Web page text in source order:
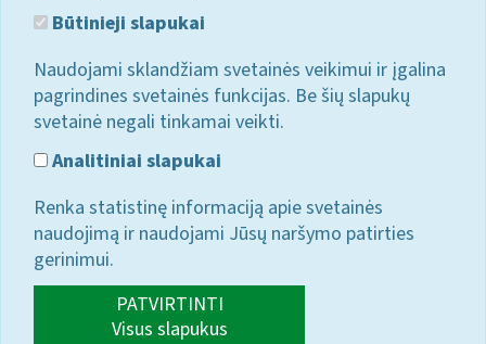
Būtinieji slapukai
Naudojami sklandžiam svetainės veikimui ir įgalina
pagrindines svetainės funkcijas. Be šių slapukų
svetainė negali tinkamai veikti.
Analitiniai slapukai
Renka statistinę informaciją apie svetainės
naudojimą ir naudojami Jūsų naršymo patirties
gerinimui.
PATVIRTINTI
Visus slapukus